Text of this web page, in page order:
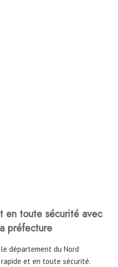
en toute sécurité avec
préfecture
département du Nord
et en toute sécurité.